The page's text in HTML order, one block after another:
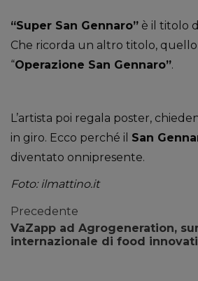
“Super San Gennaro” è il titolo
Che ricorda un altro titolo,
“Operazione San Gennaro”.
L’artista poi regala poster,
in giro. Ecco perché il San
diventato onnipresente.
Foto: ilmattino.it
Precedente
VaZapp ad Agrogeneration,
internazionale di food